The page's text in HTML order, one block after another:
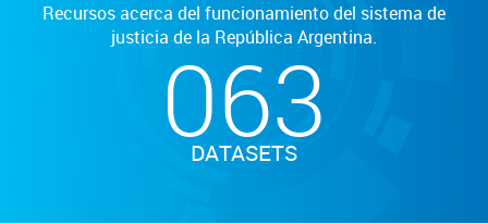
Recursos acerca del funcionamiento del sistema de
justicia de la República Argentina.
063
DATASETS